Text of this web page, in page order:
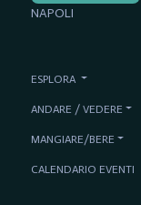
NAPOLI
ESPLORA
ANDARE / VEDERE
MANGIARE/BERE
CALENDARIO EVENTI